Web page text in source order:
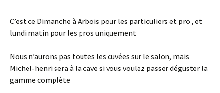
C’est ce Dimanche à Arbois pour les particuliers et pro , et
lundi matin pour les pros uniquement
Nous n’aurons pas toutes les cuvées sur le salon, mais
Michel-henri sera à la cave si vous voulez passer déguster la
gamme complète